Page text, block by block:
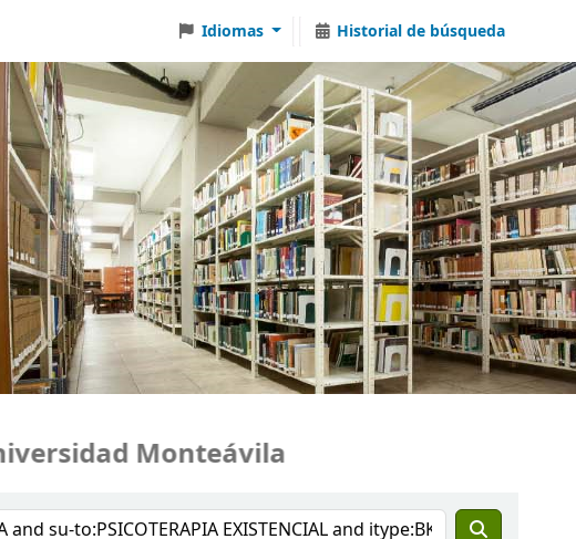
Idiomas Historial de búsqueda
Monteávila